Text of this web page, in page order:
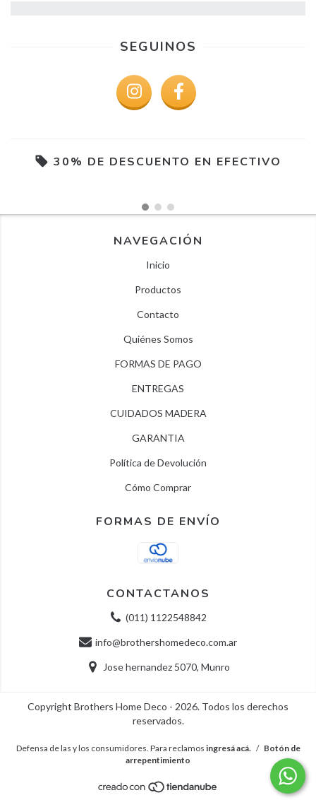
SEGUINOS
30% DE DESCUENTO EN EFECTIVO
NAVEGACIÓN
Inicio
Productos
Contacto
Quiénes Somos
FORMAS DE PAGO
ENTREGAS
CUIDADOS MADERA
GARANTIA
Política de Devolución
Cómo Comprar
FORMAS DE ENVÍO
CONTACTANOS
(011) 1122548842
info@brothershomedeco.com.ar
Jose hernandez 5070, Munro
Copyright Brothers Home Deco - 2026. Todos los derechos
reservados.
Defensa de las y los consumidores. Para reclamos ingresá acá. / Botón de
arrepentimiento